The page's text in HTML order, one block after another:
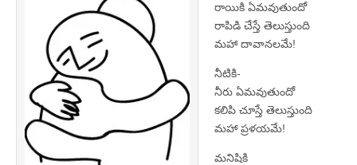
రాయికి ఏమవుతుందో
రాపిడి చేస్తే తెలుస్తుంది
మహా దావానలమే!
నీటికి-
నీరు ఏమవుతుందో
కలిపి చూస్తే తెలుస్తుంది
మహా ప్రళయమే!
మనిషికి